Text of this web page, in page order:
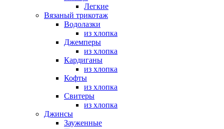
Легкие
Вязаный трикотаж
Водолазки
из хлопка
Джемперы
из хлопка
Кардиганы
из хлопка
Кофты
из хлопка
Свитеры
из хлопка
Джинсы
Зауженные